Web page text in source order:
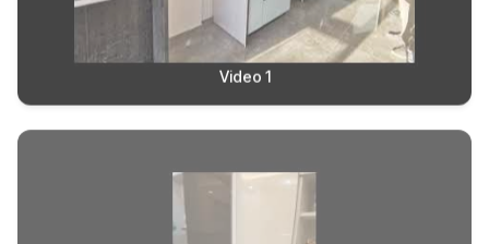
Video 1